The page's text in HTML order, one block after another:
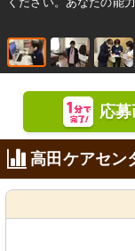
応
高田ケアセン